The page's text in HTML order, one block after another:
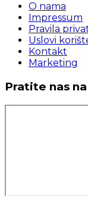
O nama
Impressum
Pravila
Uslovi
Kontakt
Marketing
Pratite nas